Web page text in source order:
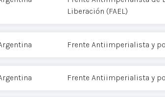
Liberación (FAEL)
Frente Antiimperialista y
Frente Antiimperialista y